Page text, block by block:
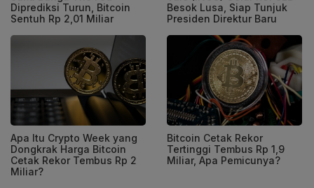
Diprediksi Turun, Bitcoin
Sentuh Rp 2,01 Miliar
Besok Lusa, Siap Tunjuk
Presiden Direktur Baru
Apa Itu Crypto Week yang
Dongkrak Harga Bitcoin
Cetak Rekor Tembus Rp 2
Miliar?
Bitcoin Cetak Rekor
Tertinggi Tembus Rp 1,9
Miliar, Apa Pemicunya?